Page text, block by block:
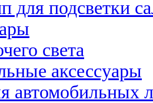
для подсветки
света
аксессуары
автомобильных